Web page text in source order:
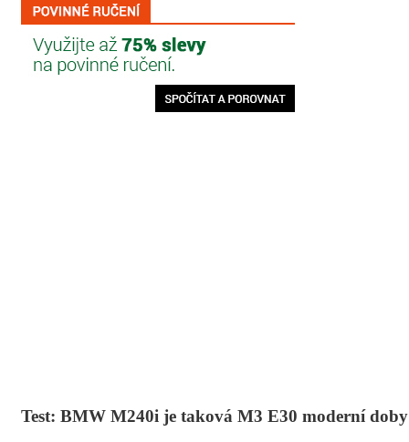
Test: BMW M240i je taková M3 E30 moderní doby